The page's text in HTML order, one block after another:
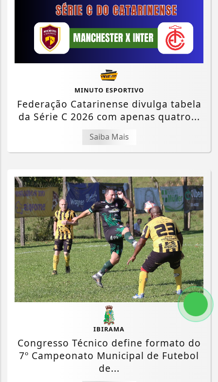
MINUTO ESPORTIVO
Federação Catarinense divulga tabela
da Série C 2026 com apenas quatro...
Saiba Mais
IBIRAMA
Congresso Técnico define formato do
7º Campeonato Municipal de Futebol
de...